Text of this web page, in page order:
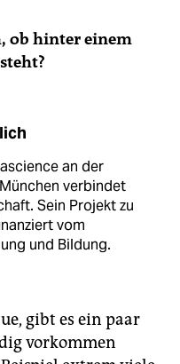
ob hinter einem
an der
verbindet
Sein Projekt zu
vom
und Bildung.
gibt es ein paar
vorkommen